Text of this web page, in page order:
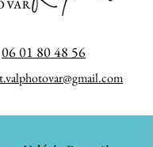
06 01 80 48 56